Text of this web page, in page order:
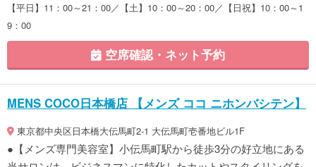
【平日】11：00～21：00／【土】10：00～20：00／【日祝】10：00～1
9：00
空席確認・ネット予約
MENS COCO日本橋店 【メンズ ココ ニホンバシテン】
東京都中央区日本橋大伝馬町2-1 大伝馬町壱番地ビル1F
●【メンズ専門美容室】小伝馬町駅から徒歩3分の好立地にある